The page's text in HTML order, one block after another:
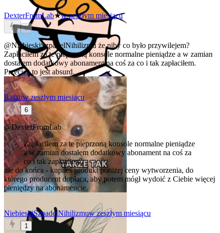
DexterFromLab★w zeszłym miesiącu
0
@NiebieskiSzpadelNihilizmu że niby co było przywilejem?
Zapłaciłem za te pieprzoną konsole normalne pieniądze a w zamian
dostałem dodatkowy abonament na coś za co i tak zapłaciłem.
Przecież to jest absurd.
Rafauw zeszłym miesiącu
6
@DexterFromLab
Zapłaciłem za te pieprzoną konsole normalne pieniądze
a w zamian dostałem dodatkowy abonament na coś za
co i tak zapłaciłem.
nie do końca - kupiłeś produkt poniżej ceny wytworzenia, do
którego producent dopłaca, aby potem mógł wydoić z Ciebie więcej
pieniędzy na abonamencie.
NiebieskiSzpadelNihilizmuw zeszłym miesiącu
1